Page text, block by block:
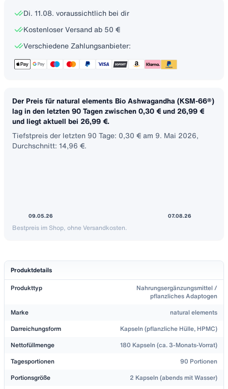
Di. 11.08. voraussichtlich bei dir
Kostenloser Versand ab 50 €
Verschiedene Zahlungsanbieter:
Der Preis für natural elements Bio Ashwagandha (KSM-66®)
lag in den letzten 90 Tagen zwischen 0,30 € und 26,99 €
und liegt aktuell bei 26,99 €.
Tiefstpreis der letzten 90 Tage: 0,30 € am 9. Mai 2026,
Durchschnitt: 14,96 €.
09.05.26 07.08.26
Bestpreis im Shop, ohne Versandkosten.
Produktdetails
Produkttyp
Nahrungsergänzungsmittel /
pflanzliches Adaptogen
Marke natural elements
Darreichungsform Kapseln (pflanzliche Hülle, HPMC)
Nettofüllmenge 180 Kapseln (ca. 3-Monats-Vorrat)
Tagesportionen 90 Portionen
Portionsgröße 2 Kapseln (abends mit Wasser)